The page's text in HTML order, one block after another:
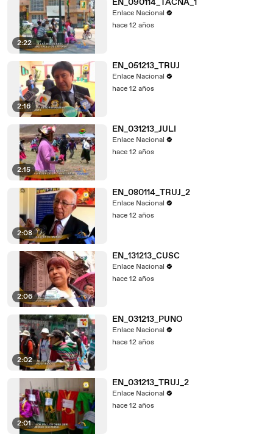
2:22
EN_090114_TACNA_1
Enlace Nacional
hace 12 años
2:16
EN_051213_TRUJ
Enlace Nacional
hace 12 años
2:15
EN_031213_JULI
Enlace Nacional
hace 12 años
2:08
EN_080114_TRUJ_2
Enlace Nacional
hace 12 años
2:06
EN_131213_CUSC
Enlace Nacional
hace 12 años
2:02
EN_031213_PUNO
Enlace Nacional
hace 12 años
2:01
EN_031213_TRUJ_2
Enlace Nacional
hace 12 años